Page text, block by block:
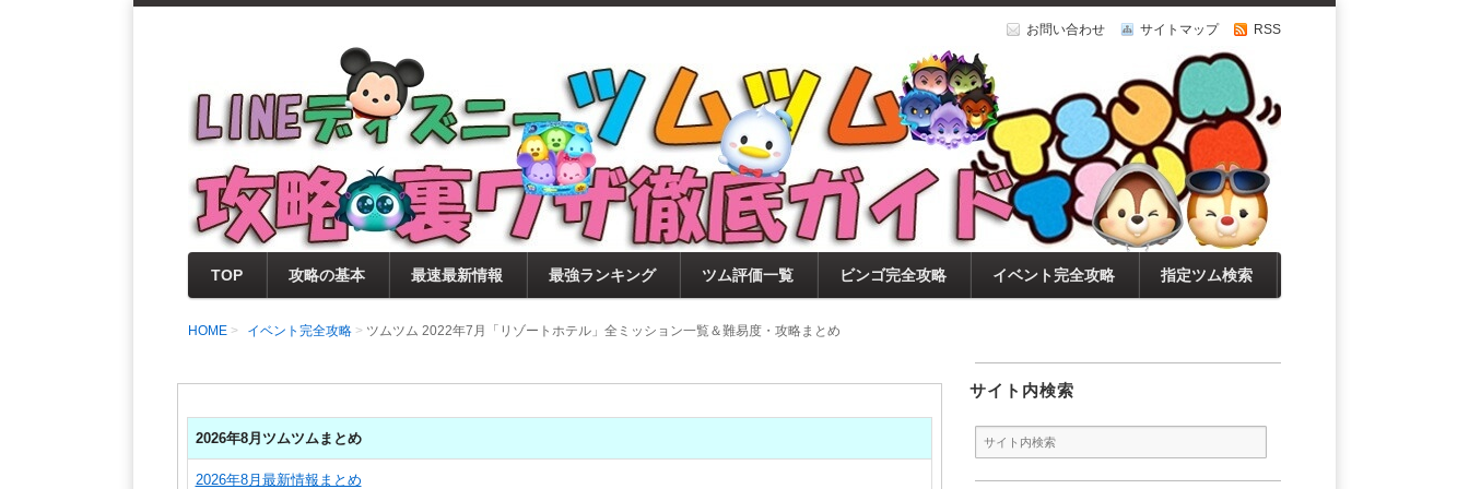
お問い合わせ サイトマップ RSS
LINEディズニー ツムツム攻略・裏ワザ徹底ガイド
支持率No1！痒いところに手が届くツムツム攻略サイト！新ツム・イベント・ピックアップ・
セレクト情報をいち早く提供するとともに、ビンゴ・キャラ評価も丁寧に解説！ツムツムを12
0％楽しめるサイトを目指しています。
TOP 攻略の基本 最速最新情報 最強ランキング ツム評価一覧 ビンゴ完全攻略 イベント完全攻略 指定ツム検索
HOME イベント完全攻略 ツムツム 2022年7月「リゾートホテル」全ミッション一覧＆難易度・攻略まとめ
2026年8月ツムツムまとめ
2026年8月最新情報まとめ
サイト内検索